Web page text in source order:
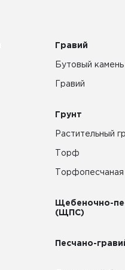
Гравий
Бутовый камень
Гравий
Грунт
Растительный
Торф
Торфопесчаная
Щебеночно-
(ЩПС)
Песчано-